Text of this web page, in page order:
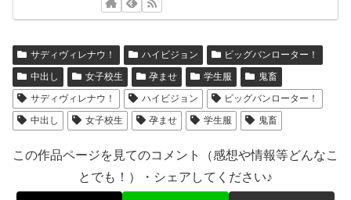
サディヴィレナウ！ ハイビジョン
ビッグバンローター！
中出し
女子校生 孕ませ 学生服
鬼畜
サディヴィレナウ！
ハイビジョン
ビッグバンローター！
中出し
女子校生 孕ませ 学生服 鬼畜
この作品ページを見てのコメント（感想や情報等どんなこ
とでも！）・シェアしてください♪